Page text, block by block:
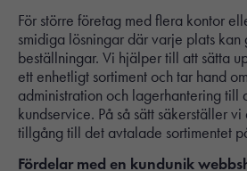
För större företag med flera kontor
smidiga lösningar där varje plats kan
beställningar. Vi hjälper till att sätta
ett enhetligt sortiment och tar hand
administration och lagerhantering till
kundservice. På så sätt säkerställer
tillgång till det avtalade sortimentet
Fördelar med en kundunik